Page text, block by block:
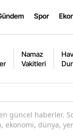
Spor
Namaz
Vakitleri
güncel haberler.
ekonomi, dünya,